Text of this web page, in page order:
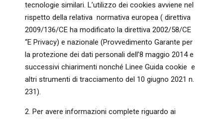
tecnologie similari. L’utilizzo dei cookies avviene nel
rispetto della relativa normativa europea ( direttiva
2009/136/CE ha modificato la direttiva 2002/58/CE
“E Privacy) e nazionale (Provvedimento Garante per
la protezione dei dati personali dell’8 maggio 2014 e
successivi chiarimenti nonché Linee Guida cookie e
altri strumenti di tracciamento del 10 giugno 2021 n.
231).
2. Per avere informazioni complete riguardo ai